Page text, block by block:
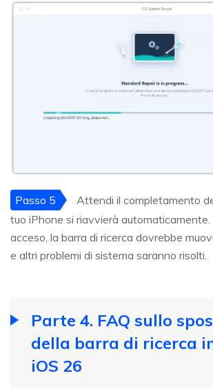
Passo 5
Attendi il completamento
tuo iPhone si riavvierà
acceso, la barra di ricerca dovrebbe
e altri problemi di sistema saranno risolti.
Parte 4. FAQ sullo
della barra di ricerca
iOS 26